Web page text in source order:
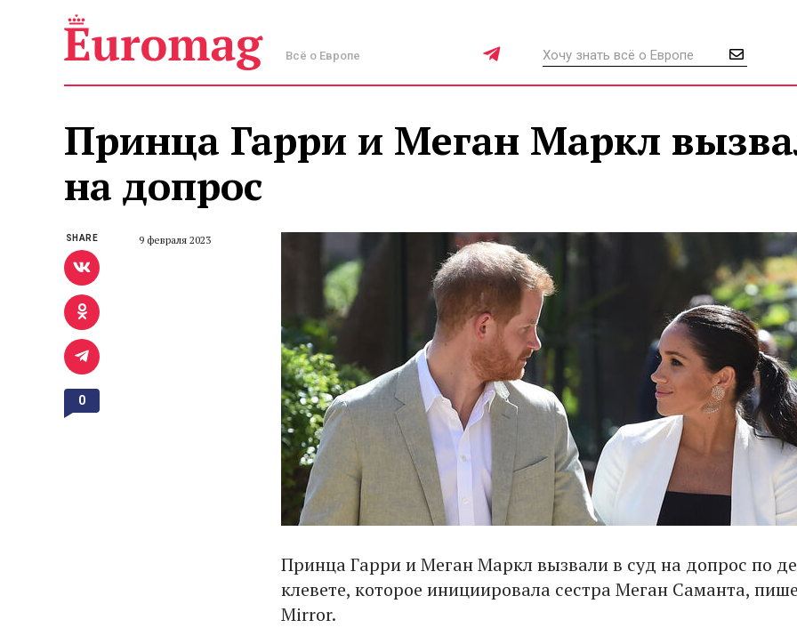
Всё о Европе
Принца Гарри и Меган Маркл
на допрос
9 февраля 2023
Принца Гарри и Меган Маркл вызвали в суд на допрос по
клевете, которое инициировала сестра Меган Саманта,
Mirror.
SHARE
0